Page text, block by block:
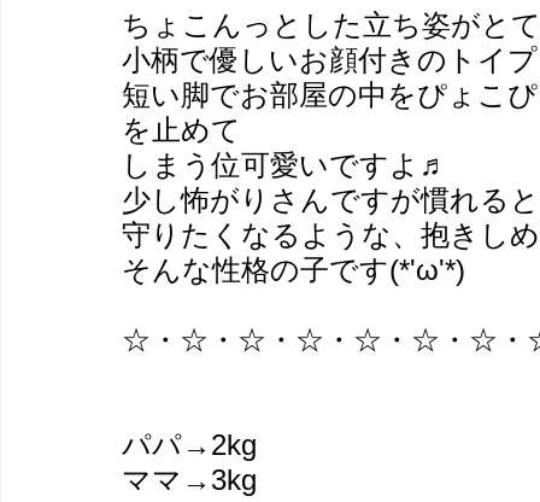
ちょこんっとした立ち姿がと
小柄で優しいお顔付きのトイ
短い脚でお部屋の中をぴょこ
を止めて
しまう位可愛いですよ♬
少し怖がりさんですが慣れる
守りたくなるような、抱きし
そんな性格の子です(*'ω'*)
☆・☆・☆・☆・☆・☆・☆
パパ→2kg
ママ→3kg